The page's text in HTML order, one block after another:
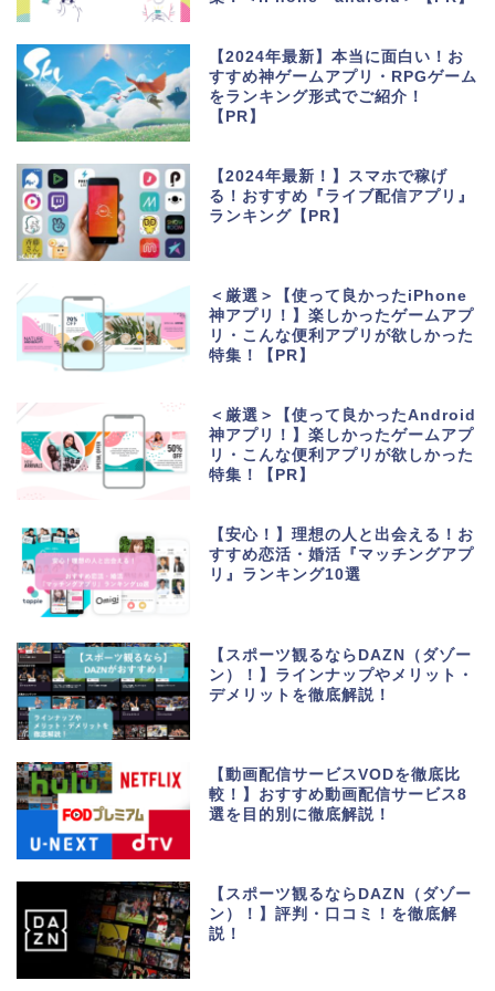
【2024年最新】本当に面白い！お
すすめ神ゲームアプリ・RPGゲーム
をランキング形式でご紹介！
【PR】
【2024年最新！】スマホで稼げ
る！おすすめ『ライブ配信アプリ』
ランキング【PR】
＜厳選＞【使って良かったiPhone
神アプリ！】楽しかったゲームアプ
リ・こんな便利アプリが欲しかった
特集！【PR】
＜厳選＞【使って良かったAndroid
神アプリ！】楽しかったゲームアプ
リ・こんな便利アプリが欲しかった
特集！【PR】
【安心！】理想の人と出会える！お
すすめ恋活・婚活『マッチングアプ
リ』ランキング10選
【スポーツ観るならDAZN（ダゾー
ン）！】ラインナップやメリット・
デメリットを徹底解説！
【動画配信サービスVODを徹底比
較！】おすすめ動画配信サービス8
選を目的別に徹底解説！
【スポーツ観るならDAZN（ダゾー
ン）！】評判・口コミ！を徹底解
説！
生活便利アプリ・ゲーム
アプリ
ポイントサイト・お小遣